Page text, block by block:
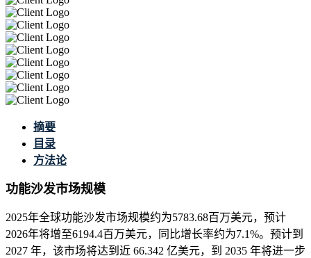
摘要
目录
方法论
功能沙发市场规模
2025年全球功能沙发市场规模约为5783.68百万美元，预计
2026年将增至6194.4百万美元，同比增长率约为7.1%。预计到
2027 年，该市场将达到近 66.342 亿美元，到 2035 年将进一步